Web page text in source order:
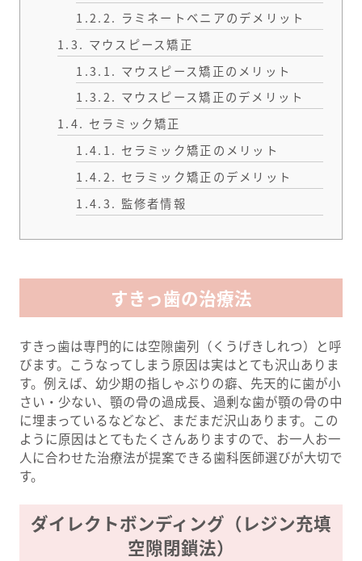
1.2.2. ラミネートベニアのデメリット
1.3. マウスピース矯正
1.3.1. マウスピース矯正のメリット
1.3.2. マウスピース矯正のデメリット
1.4. セラミック矯正
1.4.1. セラミック矯正のメリット
1.4.2. セラミック矯正のデメリット
1.4.3. 監修者情報
すきっ歯の治療法
すきっ歯は専門的には空隙歯列（くうげきしれつ）と呼
びます。こうなってしまう原因は実はとても沢山ありま
す。例えば、幼少期の指しゃぶりの癖、先天的に歯が小
さい・少ない、顎の骨の過成長、過剰な歯が顎の骨の中
に埋まっているなどなど、まだまだ沢山あります。この
ように原因はとてもたくさんありますので、お一人お一
人に合わせた治療法が提案できる歯科医師選びが大切で
す。
ダイレクトボンディング（レジン充填
空隙閉鎖法）